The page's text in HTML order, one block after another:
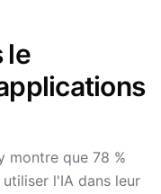
le
montre que 78 %
l'IA dans leur